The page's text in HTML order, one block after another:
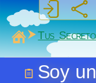
MiSabueso
Tus
Soy